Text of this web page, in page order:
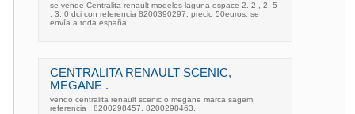
se vende Centralita renault modelos laguna espace 2. 2 , 2. 5
, 3. 0 dci con referencia 8200390297, precio 50euros, se
envía a toda españa
CENTRALITA RENAULT SCENIC,
MEGANE .
vendo centralita renault scenic o megane marca sagem.
referencia . 8200298457. 8200298463.